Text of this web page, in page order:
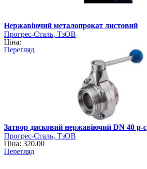
Нержавіючий металопрокат листовий
Прогрес-Сталь, ТзОВ
Ціна:
Перегляд
Затвор дисковий нержавіючий DN 40 р-с
Прогрес-Сталь, ТзОВ
Ціна: 320.00
Перегляд